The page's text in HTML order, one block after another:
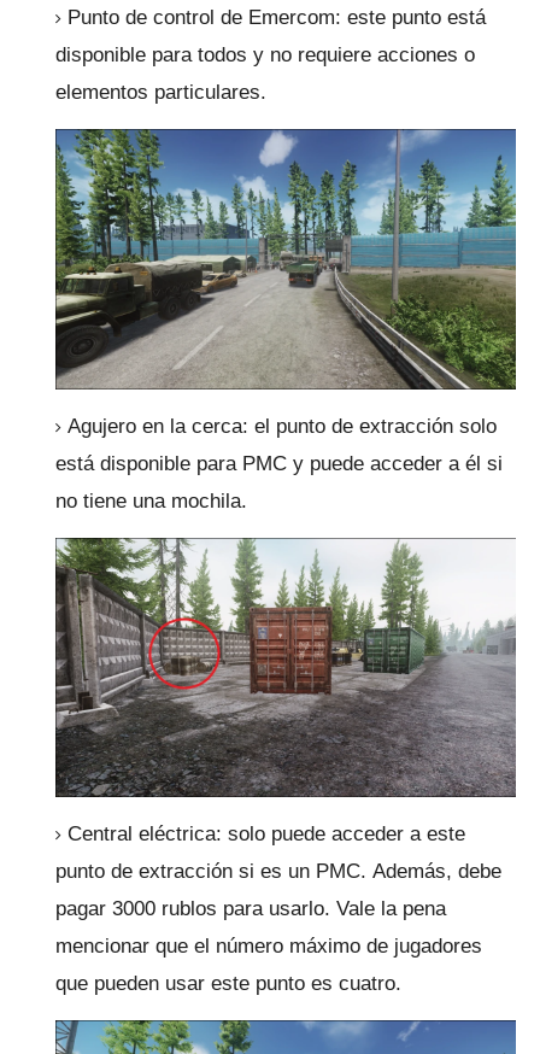
Punto de control de Emercom: este punto está
disponible para todos y no requiere acciones o
elementos particulares.
Agujero en la cerca: el punto de extracción solo
está disponible para PMC y puede acceder a él si
no tiene una mochila.
Central eléctrica: solo puede acceder a este
punto de extracción si es un PMC. Además, debe
pagar 3000 rublos para usarlo. Vale la pena
mencionar que el número máximo de jugadores
que pueden usar este punto es cuatro.